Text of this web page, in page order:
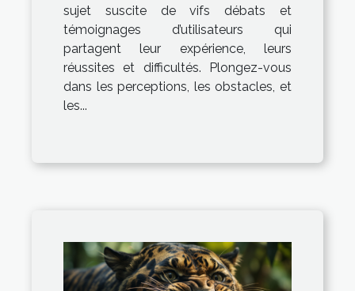
sujet suscite de vifs débats et
témoignages d’utilisateurs qui
partagent leur expérience, leurs
réussites et difficultés. Plongez-vous
dans les perceptions, les obstacles, et
les...